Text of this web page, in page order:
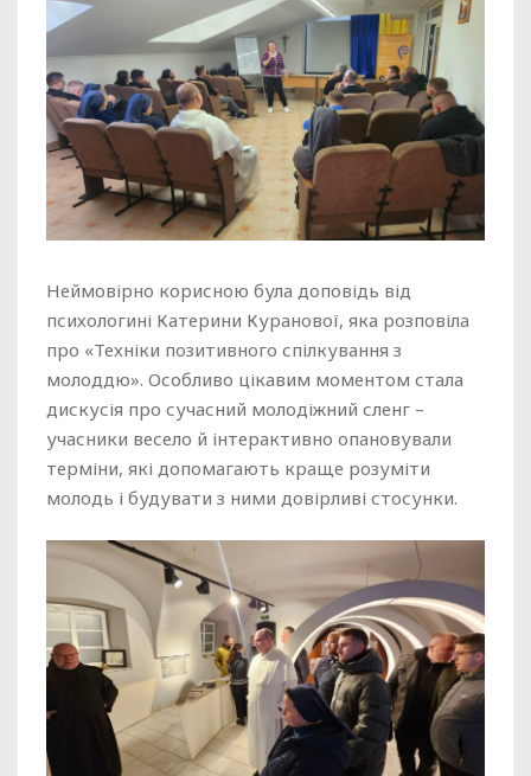
Неймовірно корисною була доповідь від
психологині Катерини Куранової, яка розповіла
про «Техніки позитивного спілкування з
молоддю». Особливо цікавим моментом стала
дискусія про сучасний молодіжний сленг –
учасники весело й інтерактивно опановували
терміни, які допомагають краще розуміти
молодь і будувати з ними довірливі стосунки.